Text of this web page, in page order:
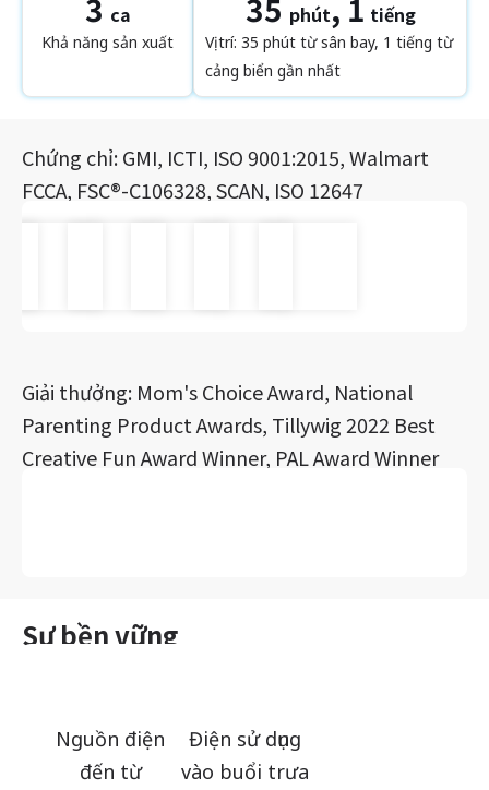
3 ca
Khả năng sản xuất
35 phút, 1 tiếng
Vị trí: 35 phút từ sân bay, 1 tiếng từ
cảng biển gần nhất
Chứng chỉ: GMI, ICTI, ISO 9001:2015, Walmart
FCCA, FSC®-C106328, SCAN, ISO 12647
Giải thưởng: Mom's Choice Award, National
Parenting Product Awards, Tillywig 2022 Best
Creative Fun Award Winner, PAL Award Winner
Sự bền vững
Nguồn điện
đến từ
Điện sử dụng
vào buổi trưa